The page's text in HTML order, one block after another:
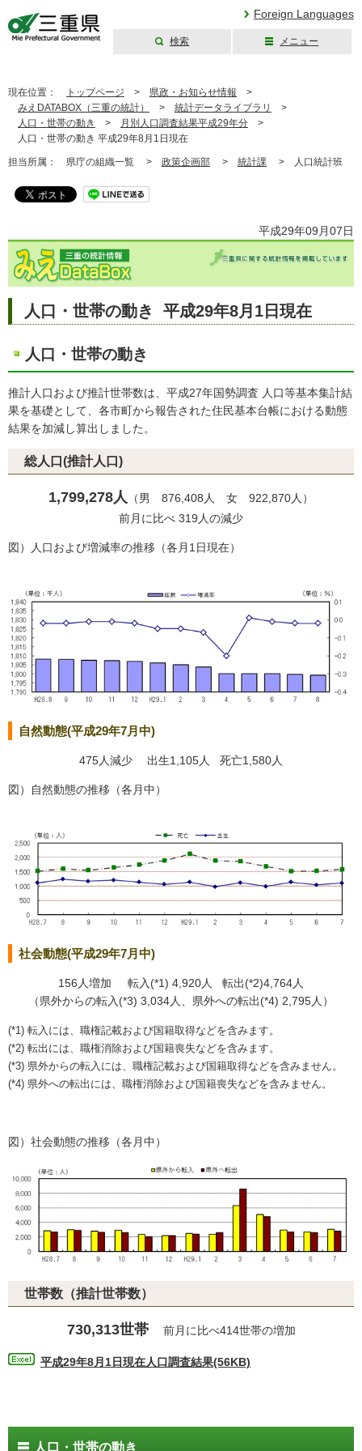
Foreign Languages
検索 メニュー
現在位置： トップページ > 県政・お知らせ情報 >
みえDATABOX（三重の統計）
> 統計データライブラリ
>
人口・世帯の動き
> 月別人口調査結果平成29年分 >
人口・世帯の動き 平成29年8月1日現在
担当所属： 県庁の組織一覧 > 政策企画部 > 統計課 > 人口統計班
平成29年09月07日
人口・世帯の動き 平成29年8月1日現在
人口・世帯の動き
推計人口および推計世帯数は、平成27年国勢調査 人口等基本集計結
果を基礎として、各市町から報告された住民基本台帳における動態
結果を加減し算出しました。
総人口(推計人口)
1,799,278人
（男 876,408人 女 922,870人）
前月に比べ 319人の減少
図）人口および増減率の推移（各月1日現在）
自然動態(平成29年7月中)
475人減少 出生1,105人 死亡1,580人
図）自然動態の推移（各月中）
社会動態(平成29年7月中)
156人増加 転入(*1) 4,920人 転出(*2)4,764人
（県外からの転入(*3) 3,034人、県外への転出(*4) 2,795人）
(*1) 転入には、職権記載および国籍取得などを含みます。
(*2) 転出には、職権消除および国籍喪失などを含みます。
(*3) 県外からの転入には、職権記載および国籍取得などを含みません。
(*4) 県外への転出には、職権消除および国籍喪失などを含みません。
図）社会動態の推移（各月中）
世帯数（推計世帯数）
730,313世帯 前月に比べ414世帯の増加
平成29年8月1日現在人口調査結果(56KB)
人口・世帯の動き